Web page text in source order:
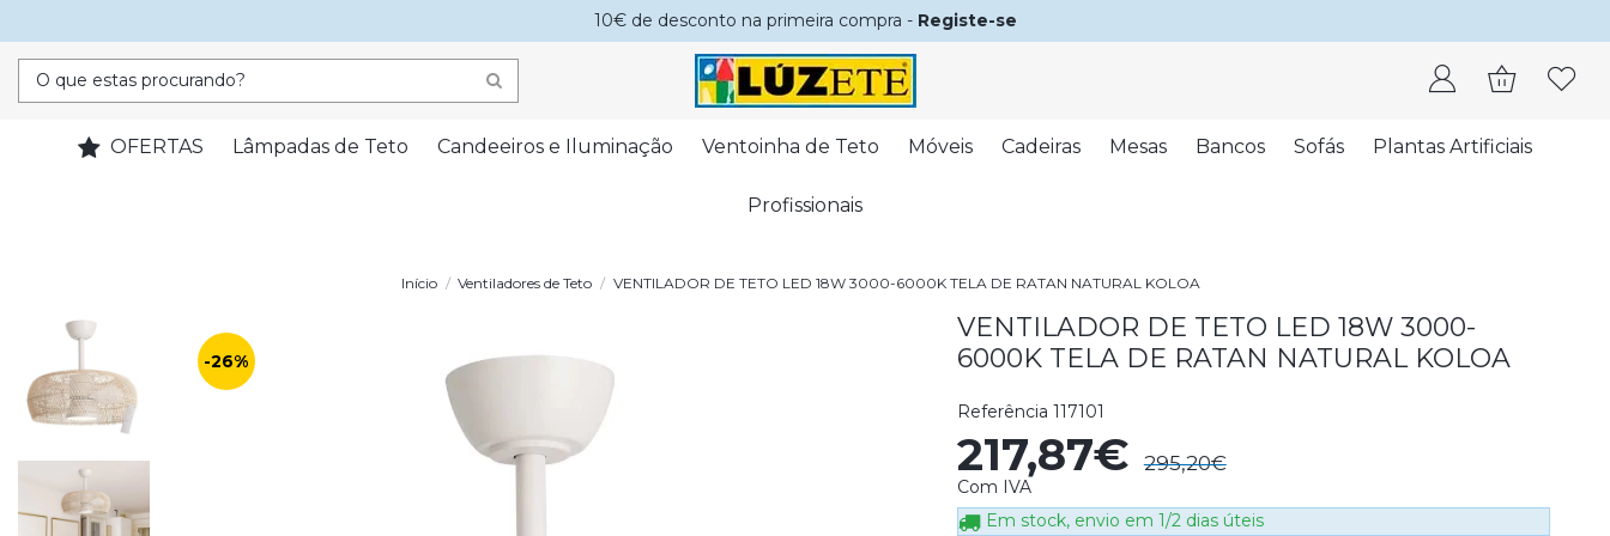
10€ de desconto na primeira compra - Registe-se
OFERTAS Lâmpadas de Teto Candeeiros e Iluminação Ventoinha de Teto Móveis Cadeiras Mesas Bancos Sofás Plantas Artificiais
Profissionais
Início Ventiladores de Teto VENTILADOR DE TETO LED 18W 3000-6000K TELA DE RATAN NATURAL KOLOA
-26%
VENTILADOR DE TETO LED 18W 3000-
6000K TELA DE RATAN NATURAL KOLOA
Referência 117101
217,87€ 295,20€
Com IVA
Em stock, envio em 1/2 dias úteis